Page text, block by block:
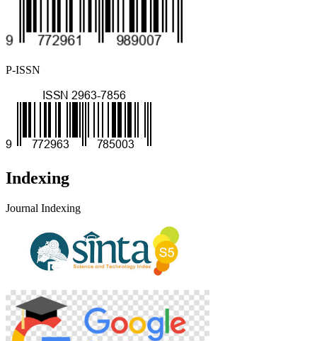
P-ISSN
Indexing
Journal Indexing